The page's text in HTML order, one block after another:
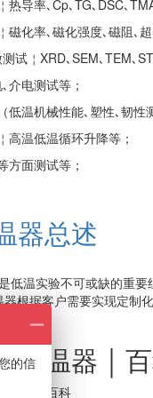
热导率､Cp､TG､DSC､
磁化率､磁化强度､磁阻､超
试￤XRD､SEM､TEM､
介电测试等；
低温机械性能､塑性､韧性
高温低温循环升降等；
方面测试等；
器总述
低温实验不可或缺的重
根据客户需要实现定制
恒温器 ￨
想要的百科
的信